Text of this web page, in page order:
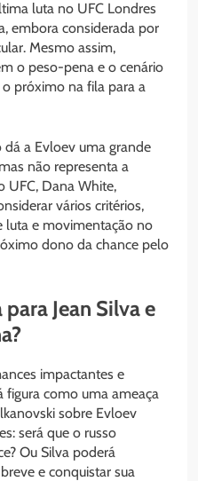
luta no UFC Londres
embora considerada por
Mesmo assim,
o peso-pena e o cenário
próximo na fila para a
dá a Evloev uma grande
não representa a
UFC, Dana White,
vários critérios,
luta e movimentação no
dono da chance pelo
Jean Silva e
impactantes e
figura como uma ameaça
sobre Evloev
será que o russo
Ou Silva poderá
e conquistar sua